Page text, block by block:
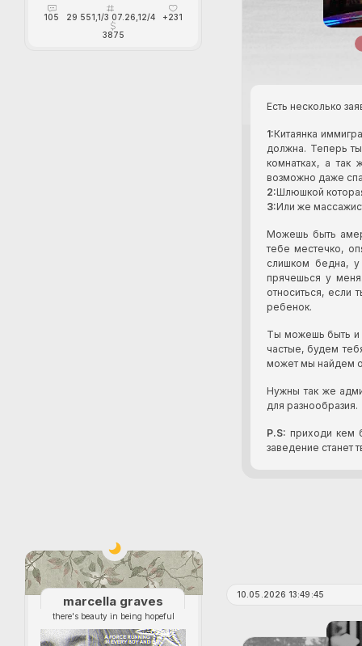
105 29 551,1/3 07.26,12/4
+231
3875
Есть несколько
1:Китаянка
должна. Теперь
комнатках, а так
возможно даже
2:Шлюшкой
3:Или же
Можешь быть
тебе местечко,
слишком бедна,
прячешься у
относиться, если
ребенок.
Ты можешь быть и
частые, будем
может мы найдем
Нужны так же
для разнообразия.
P.S: приходи кем
заведение станет
10.05.2026 13:49:45
marcella graves
there's beauty in being hopeful